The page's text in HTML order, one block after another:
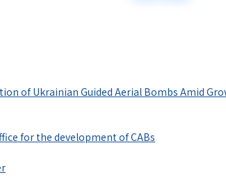
of Ukrainian Guided Aerial Bombs Amid
for the development of CABs